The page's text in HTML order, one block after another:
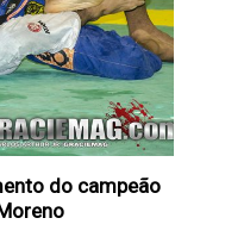
do campeão